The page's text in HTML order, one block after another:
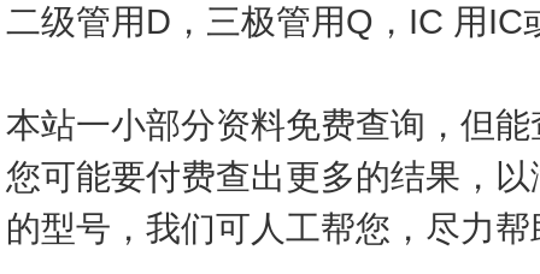
二级管用D，三极管用Q，IC 用IC
本站一小部分资料免费查询，但
您可能要付费查出更多的结果，
的型号，我们可人工帮您，尽力